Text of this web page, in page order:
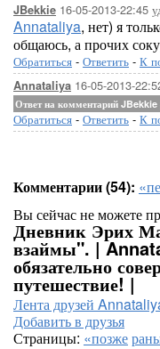
JBekkie 16-05-2013-22:45
Annataliya, нет) я
общаюсь, а прочих
Обратиться - Ответить - К
Annataliya 16-05-2013-
Ответ на комментарий JBekkie
Обратиться - Ответить - К
Комментарии (54):
Вы сейчас не можете
Дневник Эрих
взаймы". |
обязательно
путешествие! |
Лента друзей
Добавить в друзья
Страницы: «позже